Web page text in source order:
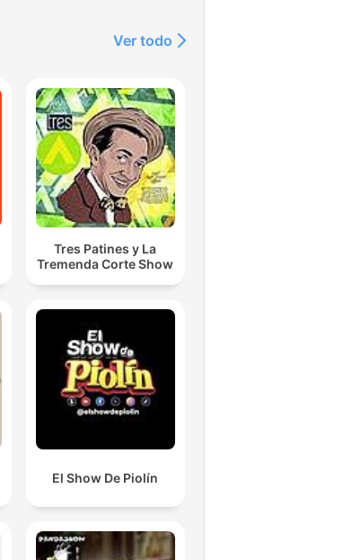
Ver todo
Tres Patines y La
Tremenda Corte Show
El Show De Piolín